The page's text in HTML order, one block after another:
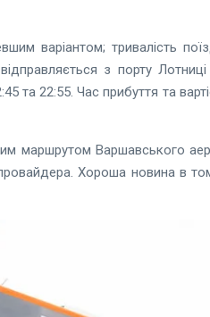
варіантом; тривалість
з порту
та 22:55. Час прибуття та
маршрутом Варшавського
Хороша новина в